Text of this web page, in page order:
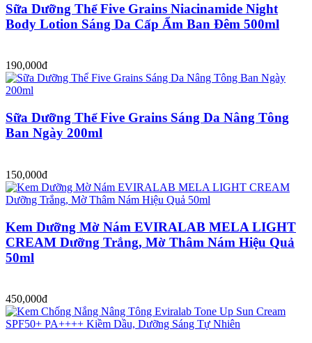
Sữa Dưỡng Thể Five Grains Niacinamide Night
Body Lotion Sáng Da Cấp Ẩm Ban Đêm 500ml
190,000đ
Sữa Dưỡng Thể Five Grains Sáng Da Nâng Tông
Ban Ngày 200ml
150,000đ
Kem Dưỡng Mờ Nám EVIRALAB MELA LIGHT
CREAM Dưỡng Trắng, Mờ Thâm Nám Hiệu Quả
50ml
450,000đ